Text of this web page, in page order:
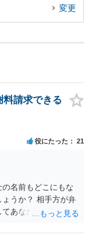
変更
料請求できる
役にたった 21
名前もどこにもな
うか？ 相手方が弁
あなたと交渉し、
だけであれば、弁